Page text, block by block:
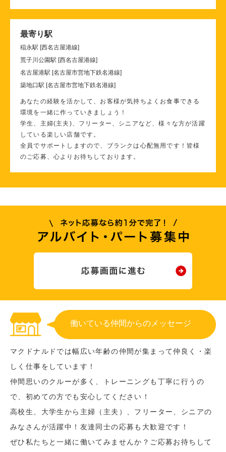
最寄り駅
稲永駅 [西名古屋港線]
荒子川公園駅 [西名古屋港線]
名古屋港駅 [名古屋市営地下鉄名港線]
築地口駅 [名古屋市営地下鉄名港線]
あなたの経験を活かして、お客様が気持ちよくお食事できる
環境を一緒に作っていきましょう！
学生、主婦(主夫)、フリーター、シニアなど、様々な方が活躍
している楽しい店舗です。
全員でサポートしますので、ブランクは心配無用です！皆様
のご応募、心よりお待ちしております。
働いている仲間からのメッセージ
マクドナルドでは幅広い年齢の仲間が集まって仲良く・楽
しく仕事をしています！
仲間思いのクルーが多く、トレーニングも丁寧に行うの
で、初めての方でも安心してください！
高校生、大学生から主婦（主夫）、フリーター、シニアの
みなさんが活躍中！友達同士の応募も大歓迎です！
ぜひ私たちと一緒に働いてみませんか？ご応募お待ちして